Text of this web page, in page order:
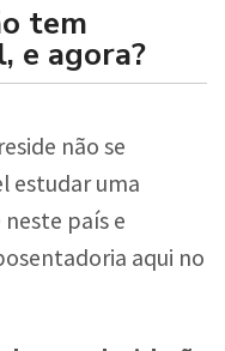
tem
e agora?
não se
estudar uma
país e
aqui no